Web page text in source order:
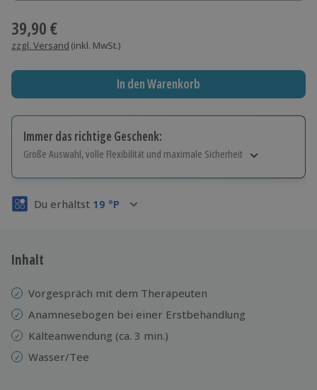
39,90 €
zzgl. Versand (inkl. MwSt.)
In den Warenkorb
Immer das richtige Geschenk:
Große Auswahl, volle Flexibilität und maximale Sicherheit
Volle Flexibilität
3 Jahre gültig & verlängerbar.
Du erhältst 19 °P
Inhalt
Vorgespräch mit dem Therapeuten
Anamnesebogen bei einer Erstbehandlung
Kälteanwendung (ca. 3 min.)
Wasser/Tee